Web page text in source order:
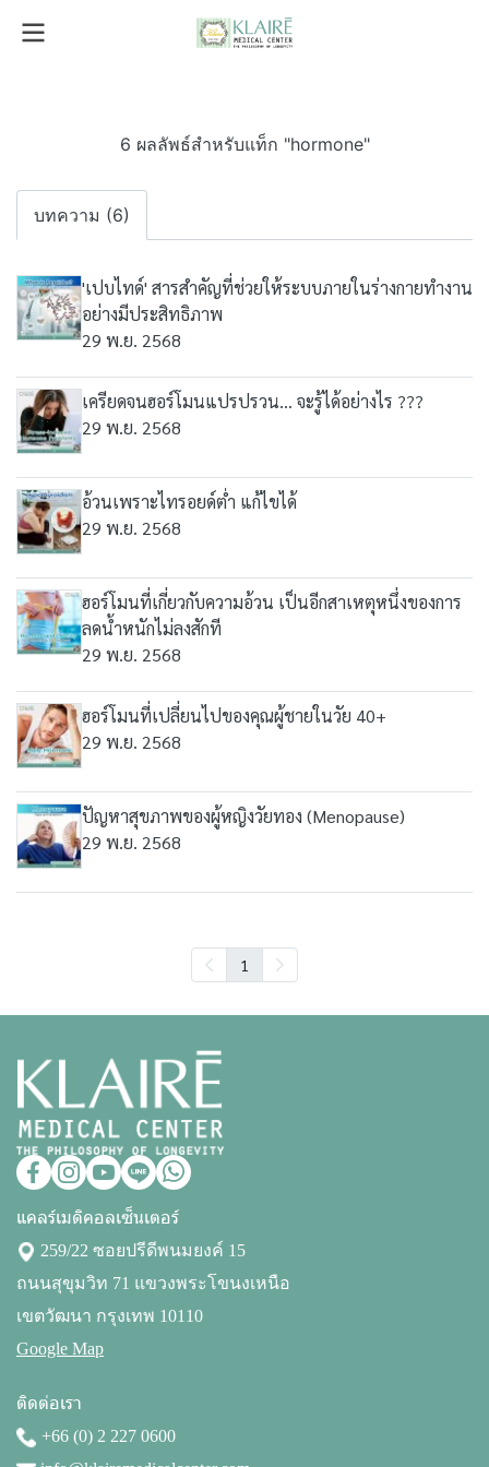
6 ผลลัพธ์สำหรับแท็ก "hormone"
บทความ (6)
'เปบไทด์' สารสำคัญที่ช่วยให้ระบบภายในร่างกายทำงาน
อย่างมีประสิทธิภาพ
29 พ.ย. 2568
เครียดจนฮอร์โมนแปรปรวน... จะรู้ได้อย่างไร ???
29 พ.ย. 2568
อ้วนเพราะไทรอยด์ต่ำ แก้ไขได้
29 พ.ย. 2568
ฮอร์โมนที่เกี่ยวกับความอ้วน เป็นอีกสาเหตุหนึ่งของการ
ลดน้ำหนักไม่ลงสักที
29 พ.ย. 2568
ฮอร์โมนที่เปลี่ยนไปของคุณผู้ชายในวัย 40+
29 พ.ย. 2568
ปัญหาสุขภาพของผู้หญิงวัยทอง (Menopause)
29 พ.ย. 2568
1
แคลร์เมดิคอลเซ็นเตอร์
259/22 ซอยปรีดีพนมยงค์ 15
ถนนสุขุมวิท 71 แขวงพระโขนงเหนือ
เขตวัฒนา กรุงเทพ 10110
Google Map
ติดต่อเรา
+66 (0) 2 227 0600